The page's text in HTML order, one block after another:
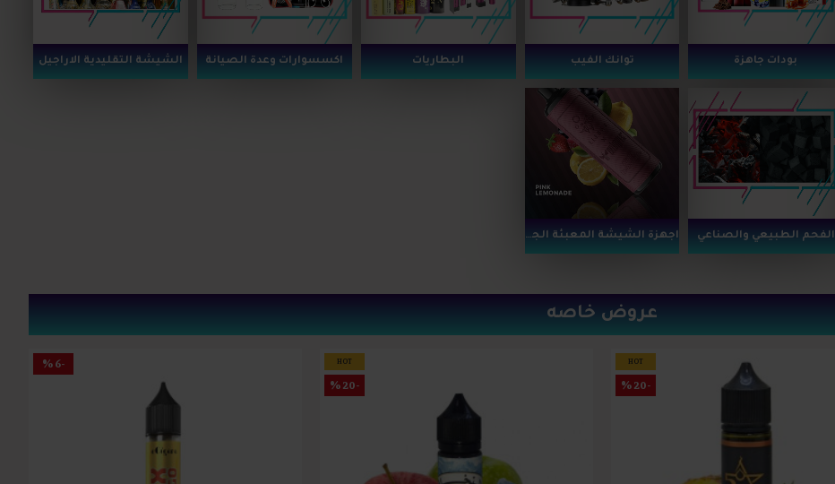
بودات جاهزة توانك الفيب البطاريات اكسسوارات وعدة الصيانة الشيشة التقليدية الاراجيل
الفحم الطبيعي والصناعي اجهزة الشيشة المعبئة الجاهزة
عروض خاصه
HOT
-20 %
HOT
-20 %
-6 %